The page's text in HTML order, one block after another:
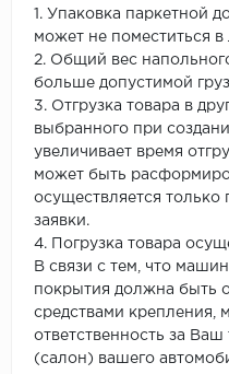
1. Упаковка паркетной
может не поместиться
2. Общий вес
больше допустимой
3. Отгрузка товара в
выбранного при
увеличивает время
может быть
осуществляется только
заявки.
4. Погрузка товара
В связи с тем, что
покрытия должна быть
средствами крепления,
ответственность за Ваш
(салон) вашего